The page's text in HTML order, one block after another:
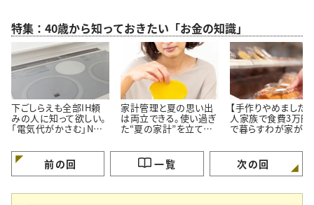
特集：40歳から知っておきたい「お金の知識」
下ごしらえも全部IH頼
みの人に知って欲しい。
「電気代がかさむ」NG
家計管理と夏の思い出
は両立できる。使い過ぎ
た“夏の家計”を立て直
【手作りやめました】
人家族で食費3万円
で暮らすわが家が「
3つ」
前の回 一覧 次の回